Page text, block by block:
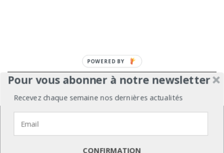
Annonceurs Partenariats Les Experts
Pour vous abonner à notre newsletter
Recevez chaque semaine nos dernières actualités
CONFIRMATION